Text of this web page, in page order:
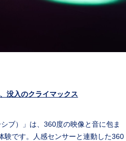
没入のクライマックス
ブ）」は、360度の映像と音に包ま
験です。人感センサーと連動した360